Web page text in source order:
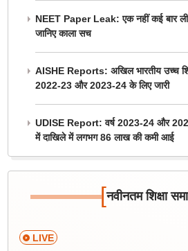
NEET Paper Leak: एक नहीं कई बार
जानिए काला सच
AISHE Reports: अखिल भारतीय उच्च शिक्षा
2022-23 और 2023-24 के लिए जारी
UDISE Report: वर्ष 2023-24 और
में दाखिले में लगभग 86 लाख की कमी आई
[नवीनतम शिक्षा
LIVE